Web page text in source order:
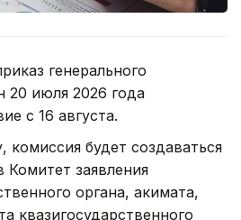
генерального
20 июля 2026 года
с 16 августа.
комиссия будет создаваться
Комитет заявления
органа, акимата,
квазигосударственного